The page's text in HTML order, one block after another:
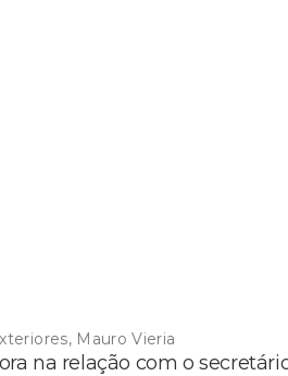
Mauro Vieria
na relação com o